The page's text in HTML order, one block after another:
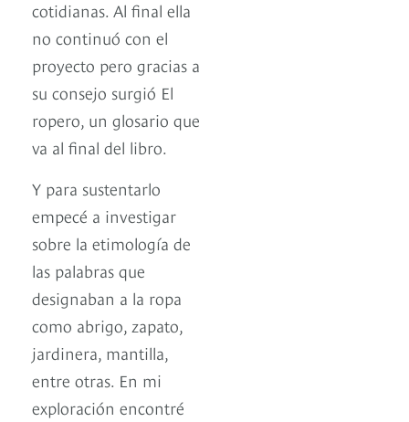
cotidianas. Al final ella
no continuó con el
proyecto pero gracias a
su consejo surgió El
ropero, un glosario que
va al final del libro.
Y para sustentarlo
empecé a investigar
sobre la etimología de
las palabras que
designaban a la ropa
como abrigo, zapato,
jardinera, mantilla,
entre otras. En mi
exploración encontré